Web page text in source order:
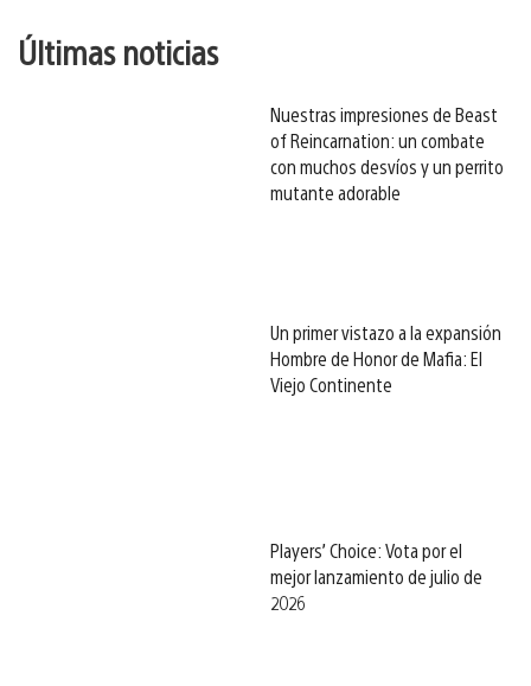
Últimas noticias
Nuestras impresiones de Beast
of Reincarnation: un combate
con muchos desvíos y un perrito
mutante adorable
Un primer vistazo a la expansión
Hombre de Honor de Mafia: El
Viejo Continente
Players’ Choice: Vota por el
mejor lanzamiento de julio de
2026